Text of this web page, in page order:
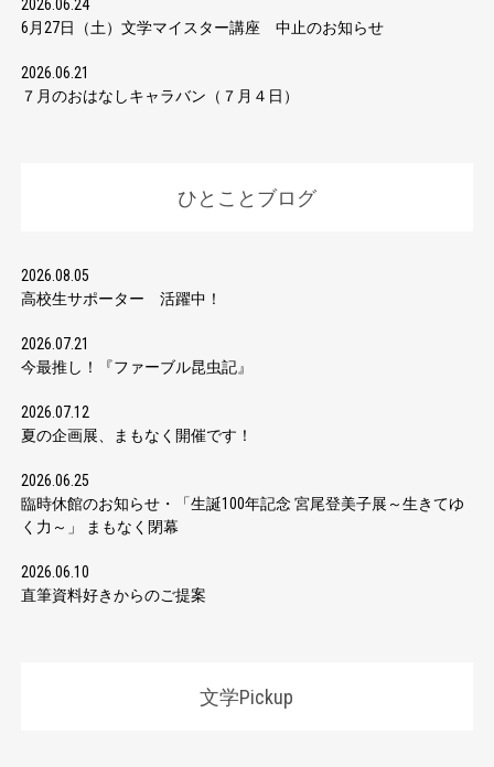
2026.06.24
6月27日（土）文学マイスター講座 中止のお知らせ
2026.06.21
７月のおはなしキャラバン（７月４日）
ひとことブログ
2026.08.05
高校生サポーター 活躍中！
2026.07.21
今最推し！『ファーブル昆虫記』
2026.07.12
夏の企画展、まもなく開催です！
2026.06.25
臨時休館のお知らせ・「生誕100年記念 宮尾登美子展～生きてゆ
く力～」 まもなく閉幕
2026.06.10
直筆資料好きからのご提案
文学Pickup